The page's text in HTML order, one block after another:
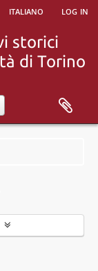
italiano log in